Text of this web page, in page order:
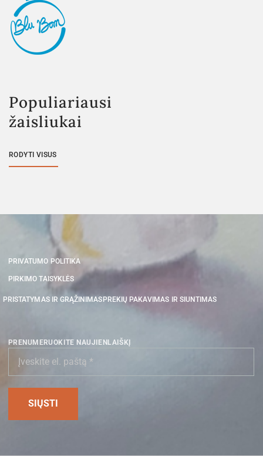
Populiariausi
žaisliukai
RODYTI VISUS
PRIVATUMO POLITIKA
PIRKIMO TAISYKLĖS
PRISTATYMAS IR GRĄŽINIMAS PREKIŲ PAKAVIMAS IR SIUNTIMAS
PRENUMERUOKITE NAUJIENLAIŠKĮ